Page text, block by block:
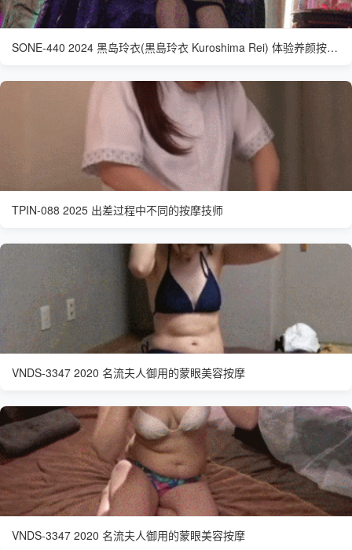
SONE-440 2024 黑岛玲衣(黒島玲衣 Kuroshima Rei) 体验养颜按摩的清秀女大学生
TPIN-088 2025 出差过程中不同的按摩技师
VNDS-3347 2020 名流夫人御用的蒙眼美容按摩
VNDS-3347 2020 名流夫人御用的蒙眼美容按摩